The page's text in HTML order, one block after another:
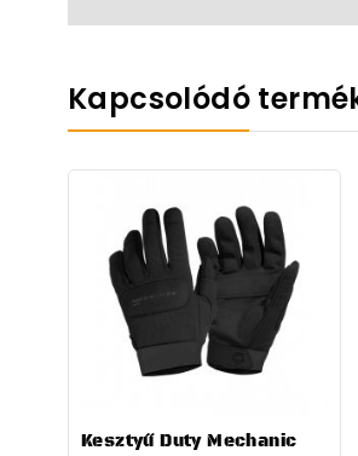
Kapcsolódó
Kesztyű Duty Mechanic